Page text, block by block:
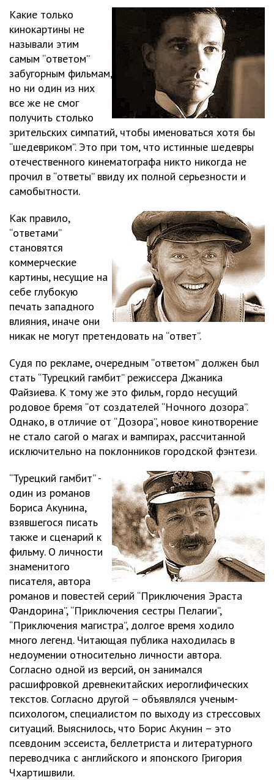
Какие только
кинокартины не
называли этим
самым “ответом”
забугорным фильмам,
но ни один из них
все же не смог
получить столько
зрительских симпатий, чтобы именоваться хотя бы
“шедевриком”. Это при том, что истинные шедевры
отечественного кинематографа никто никогда не
прочил в “ответы” ввиду их полной серьезности и
самобытности.
Как правило,
“ответами”
становятся
коммерческие
картины, несущие на
себе глубокую
печать западного
влияния, иначе они
никак не могут претендовать на “ответ”.
Судя по рекламе, очередным “ответом” должен был
стать “Турецкий гамбит” режиссера Джаника
Файзиева. К тому же это фильм, гордо несущий
родовое бремя “от создателей “Ночного дозора”.
Однако, в отличие от “Дозора”, новое кинотворение
не стало сагой о магах и вампирах, рассчитанной
исключительно на поклонников городской фэнтези.
“Турецкий гамбит” -
один из романов
Бориса Акунина,
взявшегося писать
также и сценарий к
фильму. О личности
знаменитого
писателя, автора
романов и повестей серий “Приключения Эраста
Фандорина”, “Приключения сестры Пелагии”,
“Приключения магистра”, долгое время ходило
много легенд. Читающая публика находилась в
недоумении относительно личности автора.
Согласно одной из версий, он занимался
расшифровкой древнекитайских иероглифических
текстов. Согласно другой – объявлялся ученым-
психологом, специалистом по выходу из стрессовых
ситуаций. Выяснилось, что Борис Акунин – это
псевдоним эссеиста, беллетриста и литературного
переводчика с английского и японского Григория
Чхартишвили.